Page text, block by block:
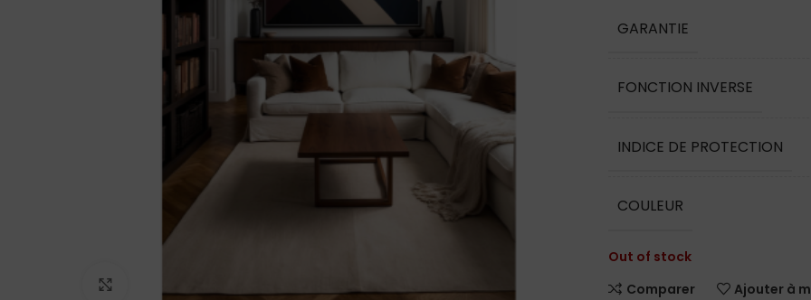
GARANTIE
FONCTION INVERSE
INDICE DE PROTECTION
COULEUR
Out of stock
Comparer
Ajouter à